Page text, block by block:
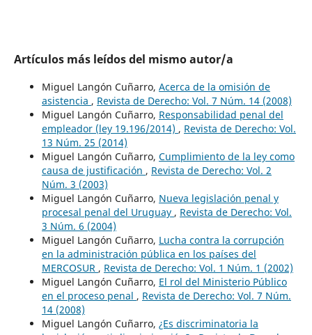
Artículos más leídos del mismo autor/a
Miguel Langón Cuñarro, Acerca de la omisión de
asistencia , Revista de Derecho: Vol. 7 Núm. 14 (2008)
Miguel Langón Cuñarro, Responsabilidad penal del
empleador (ley 19.196/2014) , Revista de Derecho: Vol.
13 Núm. 25 (2014)
Miguel Langón Cuñarro, Cumplimiento de la ley como
causa de justificación , Revista de Derecho: Vol. 2
Núm. 3 (2003)
Miguel Langón Cuñarro, Nueva legislación penal y
procesal penal del Uruguay , Revista de Derecho: Vol.
3 Núm. 6 (2004)
Miguel Langón Cuñarro, Lucha contra la corrupción
en la administración pública en los países del
MERCOSUR , Revista de Derecho: Vol. 1 Núm. 1 (2002)
Miguel Langón Cuñarro, El rol del Ministerio Público
en el proceso penal , Revista de Derecho: Vol. 7 Núm.
14 (2008)
Miguel Langón Cuñarro, ¿Es discriminatoria la